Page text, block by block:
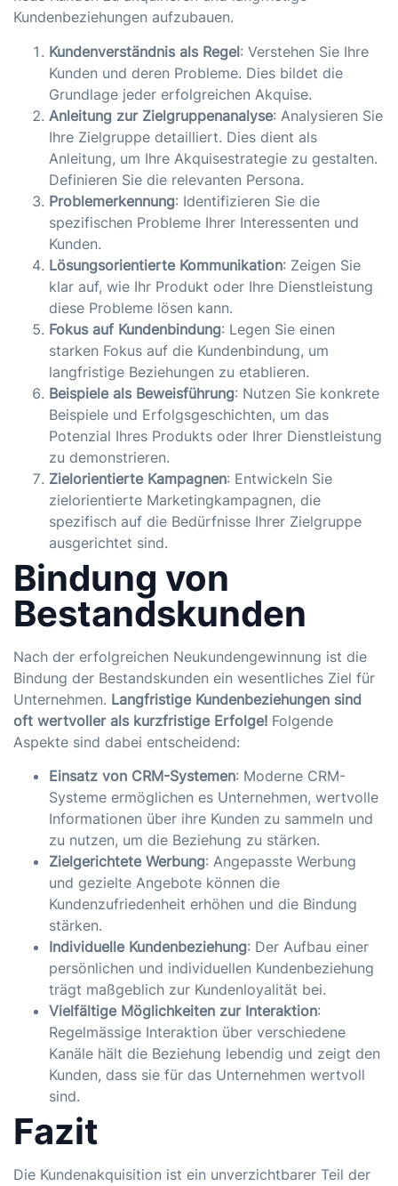
Kundenbeziehungen aufzubauen.
Kundenverständnis als Regel: Verstehen Sie Ihre
Kunden und deren Probleme. Dies bildet die
Grundlage jeder erfolgreichen Akquise.
Anleitung zur Zielgruppenanalyse: Analysieren Sie
Ihre Zielgruppe detailliert. Dies dient als
Anleitung, um Ihre Akquisestrategie zu gestalten.
Definieren Sie die relevanten Persona.
Problemerkennung: Identifizieren Sie die
spezifischen Probleme Ihrer Interessenten und
Kunden.
Lösungsorientierte Kommunikation: Zeigen Sie
klar auf, wie Ihr Produkt oder Ihre Dienstleistung
diese Probleme lösen kann.
Fokus auf Kundenbindung: Legen Sie einen
starken Fokus auf die Kundenbindung, um
langfristige Beziehungen zu etablieren.
Beispiele als Beweisführung: Nutzen Sie konkrete
Beispiele und Erfolgsgeschichten, um das
Potenzial Ihres Produkts oder Ihrer Dienstleistung
zu demonstrieren.
Zielorientierte Kampagnen: Entwickeln Sie
zielorientierte Marketingkampagnen, die
spezifisch auf die Bedürfnisse Ihrer Zielgruppe
ausgerichtet sind.
Bindung von
Bestandskunden
Nach der erfolgreichen Neukundengewinnung ist die
Bindung der Bestandskunden ein wesentliches Ziel für
Unternehmen. Langfristige Kundenbeziehungen sind
oft wertvoller als kurzfristige Erfolge! Folgende
Aspekte sind dabei entscheidend:
Einsatz von CRM-Systemen: Moderne CRM-
Systeme ermöglichen es Unternehmen, wertvolle
Informationen über ihre Kunden zu sammeln und
zu nutzen, um die Beziehung zu stärken.
Zielgerichtete Werbung: Angepasste Werbung
und gezielte Angebote können die
Kundenzufriedenheit erhöhen und die Bindung
stärken.
Individuelle Kundenbeziehung: Der Aufbau einer
persönlichen und individuellen Kundenbeziehung
trägt maßgeblich zur Kundenloyalität bei.
Vielfältige Möglichkeiten zur Interaktion:
Regelmässige Interaktion über verschiedene
Kanäle hält die Beziehung lebendig und zeigt den
Kunden, dass sie für das Unternehmen wertvoll
sind.
Fazit
Die Kundenakquisition ist ein unverzichtbarer Teil der